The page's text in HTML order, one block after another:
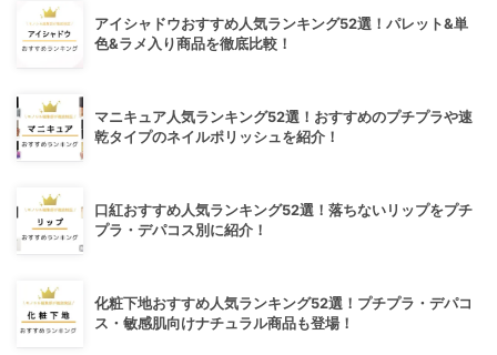
アイシャドウおすすめ人気ランキング52選！パレット&単
色&ラメ入り商品を徹底比較！
マニキュア人気ランキング52選！おすすめのプチプラや速
乾タイプのネイルポリッシュを紹介！
口紅おすすめ人気ランキング52選！落ちないリップをプチ
プラ・デパコス別に紹介！
化粧下地おすすめ人気ランキング52選！プチプラ・デパコ
ス・敏感肌向けナチュラル商品も登場！